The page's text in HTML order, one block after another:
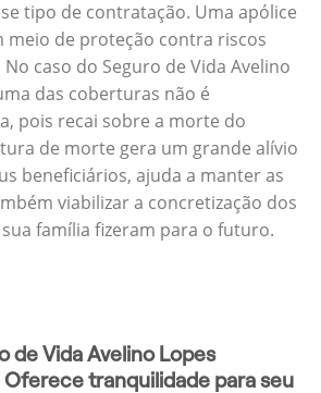
tipo de contratação. Uma apólice
meio de proteção contra riscos
caso do Seguro de Vida Avelino
das coberturas não é
pois recai sobre a morte do
de morte gera um grande alívio
beneficiários, ajuda a manter as
viabilizar a concretização dos
família fizeram para o futuro.
de Vida Avelino Lopes
Oferece tranquilidade para seu